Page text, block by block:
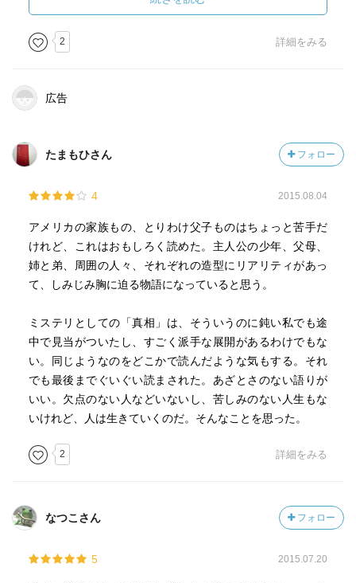
･･･エピローグは心に沁みる。
2 詳細をみる
広告
たまもひさん フォロー
4 2015.08.04
アメリカの家族もの、とりわけ父子ものはちょっと苦手だ
けれど、これはおもしろく読めた。主人公の少年、父母、
姉と弟、周囲の人々、それぞれの造型にリアリティがあっ
て、しみじみ胸に迫る物語になっていると思う。
ミステリとしての「真相」は、そういうのに鈍い私でも途
中で見当がついたし、すごく派手な展開があるわけでもな
い。同じようなのをどこかで読んだような気もする。それ
でも最後までぐいぐい読まされた。あざとさのない語りが
いい。欠点のない人などいないし、苦しみのない人生もな
いけれど、人は生きていくのだ。そんなことを思った。
2 詳細をみる
なつこさん フォロー
5 2015.07.20